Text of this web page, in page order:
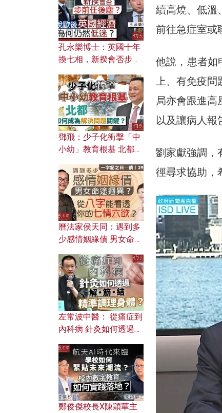
續高燒、低溫
前往急症室或
他說，患者如
上、有免疫問
局亦會跟進高
以及讓病人報
劉家獻強調，
徑尋求協助，
孔永樂博士：英國十年
換七相，新揆會否步前
濟為何仍然低迷？
鄧飛：少子化衝擊「中
小幼」教育根基 北都如
曆法家侯天同：遇到多
少感情姻緣債 男女命途
的七情六欲？
左常波中醫： 從痛症到
內科病 針灸如何透過解
鄭俊傑校長X陳穎華主